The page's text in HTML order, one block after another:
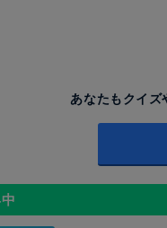
あなたもクイズ